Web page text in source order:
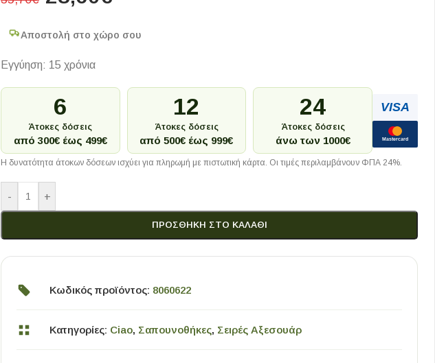
Αποστολή στο χώρο σου
Εγγύηση: 15 χρόνια
6
Άτοκες δόσεις
από 300€ έως 499€
12
Άτοκες δόσεις
από 500€ έως 999€
24
Άτοκες δόσεις
άνω των 1000€
VISA
Mastercard
Η δυνατότητα άτοκων δόσεων ισχύει για πληρωμή με πιστωτική κάρτα. Οι τιμές περιλαμβάνουν ΦΠΑ 24%.
- +
ΠΡΟΣΘΉΚΗ ΣΤΟ ΚΑΛΆΘΙ
Κωδικός προϊόντος: 8060622
Κατηγορίες: Ciao, Σαπουνοθήκες, Σειρές Αξεσουάρ